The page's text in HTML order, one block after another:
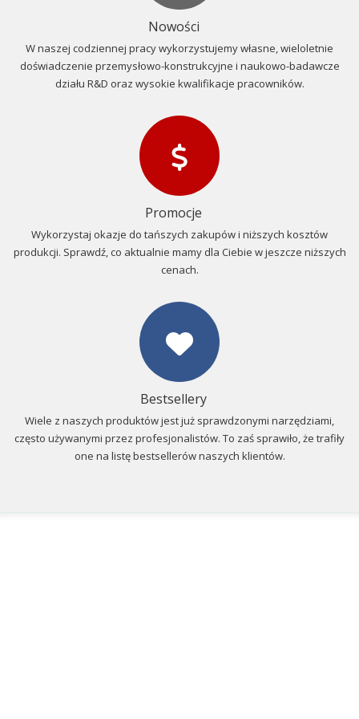
Nowości
W naszej codziennej pracy wykorzystujemy własne, wieloletnie
doświadczenie przemysłowo-konstrukcyjne i naukowo-badawcze
działu R&D oraz wysokie kwalifikacje pracowników.
Promocje
Wykorzystaj okazje do tańszych zakupów i niższych kosztów
produkcji. Sprawdź, co aktualnie mamy dla Ciebie w jeszcze niższych
cenach.
Bestsellery
Wiele z naszych produktów jest już sprawdzonymi narzędziami,
często używanymi przez profesjonalistów. To zaś sprawiło, że trafiły
one na listę bestsellerów naszych klientów.